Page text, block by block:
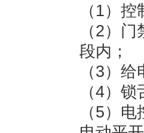
（1）
（2）
段内；
（3）
（4）
（5）